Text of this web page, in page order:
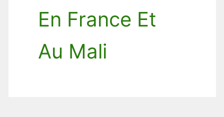
En France Et
Au Mali